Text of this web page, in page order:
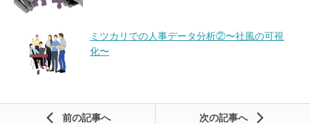
ミツカリでの人事データ分析②〜社風の可視
化〜
前の記事 次の記事